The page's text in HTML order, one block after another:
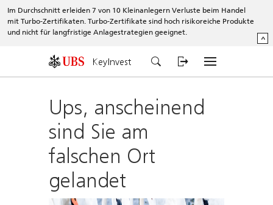
Im Durchschnitt erleiden 7 von 10 Kleinanlegern Verluste beim Handel
mit Turbo-Zertifikaten. Turbo-Zertifikate sind hoch risikoreiche Produkte
und nicht für langfristige Anlagestrategien geeignet.
^
KeyInvest
Ups, anscheinend
sind Sie am
falschen Ort
gelandet